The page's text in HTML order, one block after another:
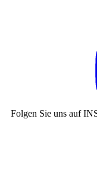
Folgen Sie uns auf